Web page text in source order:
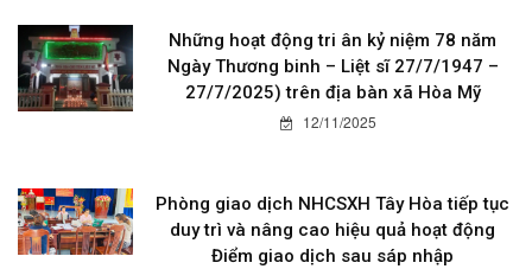
Những hoạt động tri ân kỷ niệm 78 năm
Ngày Thương binh – Liệt sĩ 27/7/1947 –
27/7/2025) trên địa bàn xã Hòa Mỹ
12/11/2025
Phòng giao dịch NHCSXH Tây Hòa tiếp tục
duy trì và nâng cao hiệu quả hoạt động
Điểm giao dịch sau sáp nhập